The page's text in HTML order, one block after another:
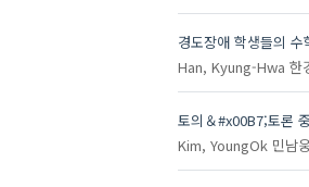
경도장애 학생들의
Han, Kyung-Hwa 한
토의＆#x00B7;토론
Kim, YoungOk 민남